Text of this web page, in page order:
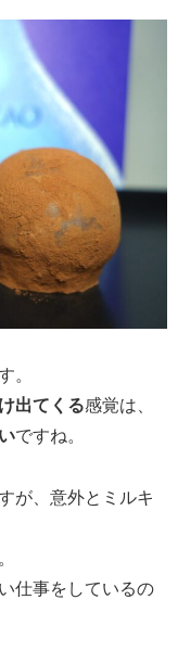
。
出てくる感覚は、
ですね。
が、意外とミルキ
仕事をしているの